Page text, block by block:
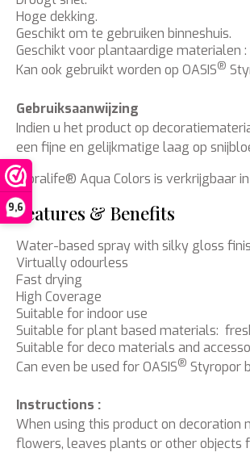
9,6
Hoge dekking.
Geschikt om te gebruiken binneshuis.
Geschikt voor plantaardige materialen
Kan ook gebruikt worden op OASIS®
Gebruiksaanwijzing
Indien u het product op
een fijne en gelijkmatige laag op
Floralife® Aqua Colors is verkrijgbaar
Features & Benefits
Water-based spray with silky gloss
Virtually odourless
Fast drying
High Coverage
Suitable for indoor use
Suitable for plant based materials:
Suitable for deco materials and
Can even be used for OASIS® Styropor
Instructions :
When using this product on
flowers, leaves plants or other objects